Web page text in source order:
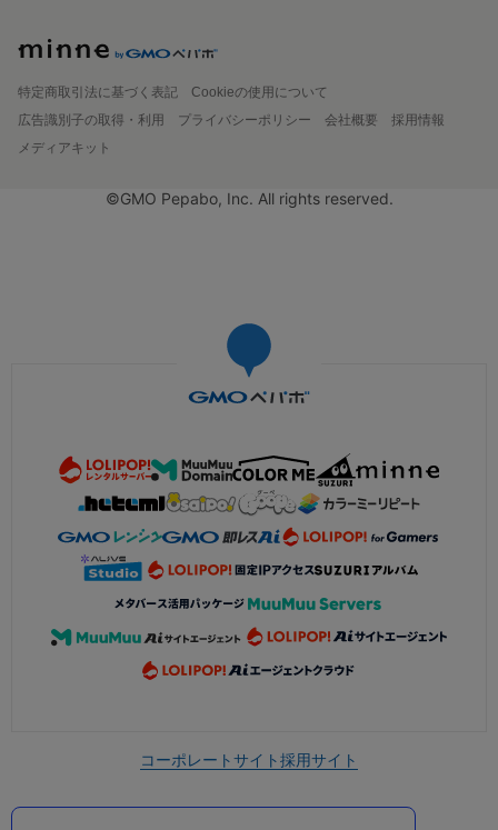
特定商取引法に基づく表記
Cookieの使用について
広告識別子の取得・利用
プライバシーポリシー 会社概要
採用情報
メディアキット
©GMO Pepabo, Inc. All rights reserved.
コーポレートサイト採用サイト